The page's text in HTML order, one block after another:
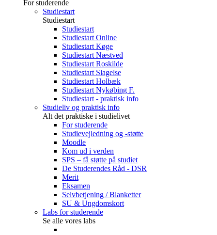
For studerende
Studiestart
Studiestart
Studiestart
Studiestart Online
Studiestart Køge
Studiestart Næstved
Studiestart Roskilde
Studiestart Slagelse
Studiestart Holbæk
Studiestart Nykøbing F.
Studiestart - praktisk info
Studieliv og praktisk info
Alt det praktiske i studielivet
For studerende
Studievejledning og -støtte
Moodle
Kom ud i verden
SPS – få støtte på studiet
De Studerendes Råd - DSR
Merit
Eksamen
Selvbetjening / Blanketter
SU & Ungdomskort
Labs for studerende
Se alle vores labs